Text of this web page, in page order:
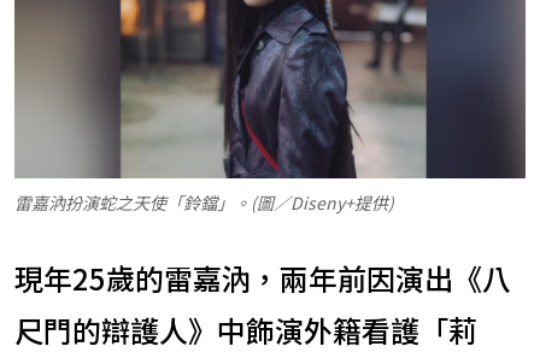
雷嘉汭扮演蛇之天使「鈴鐺」。(圖／Diseny+提供)
現年25歲的雷嘉汭，兩年前因演出《八
尺門的辯護人》中飾演外籍看護「莉